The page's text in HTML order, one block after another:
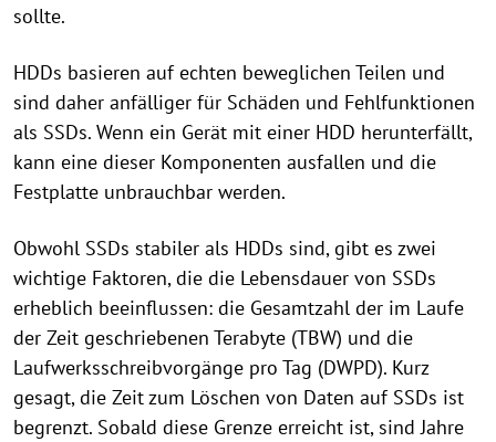
sollte.
HDDs basieren auf echten beweglichen Teilen und
sind daher anfälliger für Schäden und Fehlfunktionen
als SSDs. Wenn ein Gerät mit einer HDD herunterfällt,
kann eine dieser Komponenten ausfallen und die
Festplatte unbrauchbar werden.
Obwohl SSDs stabiler als HDDs sind, gibt es zwei
wichtige Faktoren, die die Lebensdauer von SSDs
erheblich beeinflussen: die Gesamtzahl der im Laufe
der Zeit geschriebenen Terabyte (TBW) und die
Laufwerksschreibvorgänge pro Tag (DWPD). Kurz
gesagt, die Zeit zum Löschen von Daten auf SSDs ist
begrenzt. Sobald diese Grenze erreicht ist, sind Jahre